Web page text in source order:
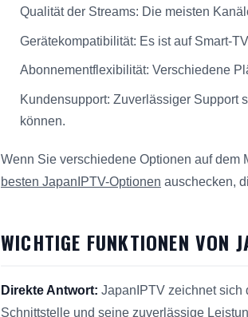
Qualität der Streams: Die meisten
Gerätekompatibilität: Es ist auf Smart-
Abonnementflexibilität: Verschiedene
Kundensupport: Zuverlässiger Support
können.
Wenn Sie verschiedene Optionen auf dem
besten JapanIPTV-Optionen auschecken,
WICHTIGE FUNKTIONEN VON
Direkte Antwort: JapanIPTV zeichnet sich
Schnittstelle und seine zuverlässige